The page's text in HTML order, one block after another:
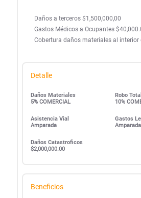
Daños a terceros $1,500,000,00
Gastos Médicos a Ocupantes
Cobertura daños materiales al interior
Detalle
Daños Materiales
5% COMERCIAL
Robo Total
10%
Asistencia Vial
Amparada
Gastos
Amparada
Daños Catastroficos
$2,000,000.00
Beneficios